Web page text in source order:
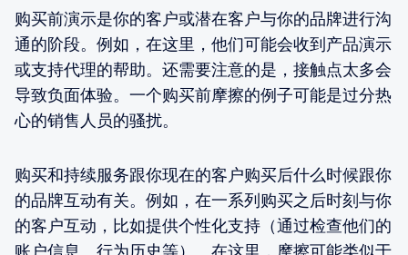
购买前演示是你的客户或潜在客户与你的品牌进行沟
通的阶段。例如，在这里，他们可能会收到产品演示
或支持代理的帮助。还需要注意的是，接触点太多会
导致负面体验。一个购买前摩擦的例子可能是过分热
心的销售人员的骚扰。
购买和持续服务跟你现在的客户购买后什么时候跟你
的品牌互动有关。例如，在一系列购买之后时刻与你
的客户互动，比如提供个性化支持（通过检查他们的